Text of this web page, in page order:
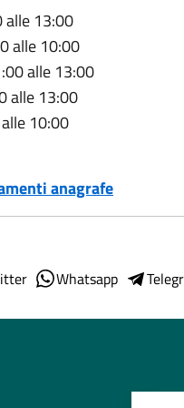
alle 13:00
alle 10:00
alle 13:00
alle 13:00
10:00
anagrafe
Whatsapp